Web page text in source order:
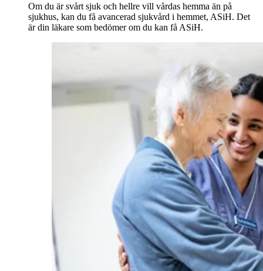
Om du är svårt sjuk och hellre vill vårdas hemma än på
sjukhus, kan du få avancerad sjukvård i hemmet, ASiH. Det
är din läkare som bedömer om du kan få ASiH.